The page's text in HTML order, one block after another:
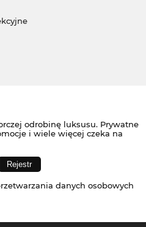
odrobinę luksusu. Prywatne
i wiele więcej czeka na
danych osobowych